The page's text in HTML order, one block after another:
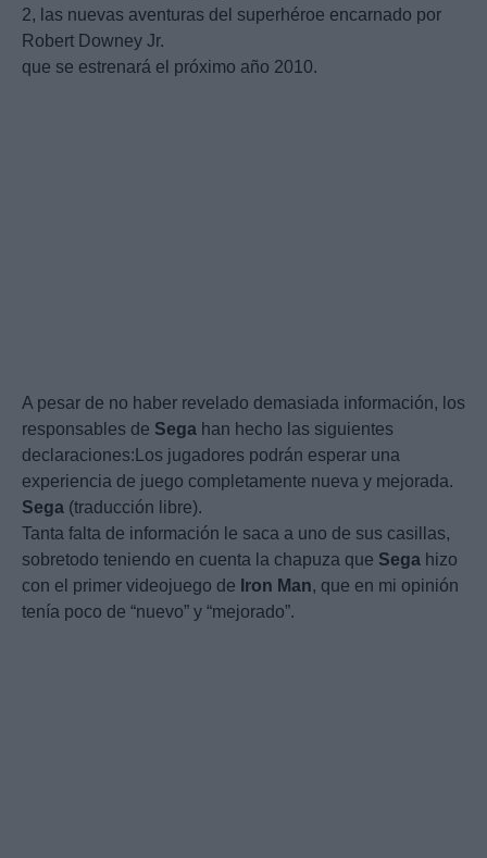
2, las nuevas aventuras del superhéroe encarnado por
Robert Downey Jr.
que se estrenará el próximo año 2010.
A pesar de no haber revelado demasiada información, los
responsables de Sega han hecho las siguientes
declaraciones:Los jugadores podrán esperar una
experiencia de juego completamente nueva y mejorada.
Sega (traducción libre).
Tanta falta de información le saca a uno de sus casillas,
sobretodo teniendo en cuenta la chapuza que Sega hizo
con el primer videojuego de Iron Man, que en mi opinión
tenía poco de “nuevo” y “mejorado”.